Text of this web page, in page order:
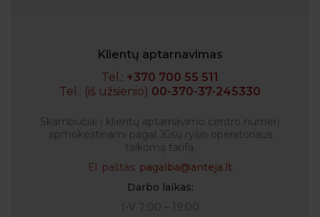
Klientų aptarnavimas
Tel.: +370 700 55 511
Tel.: (iš užsienio) 00-370-37-245330
Skambučiai į klientų aptarnavimo centro numerį
apmokestinami pagal Jūsų ryšio operatoriaus
taikomą tarifą.
El. paštas: pagalba@anteja.lt
Darbo laikas:
I-V 7:00 – 19:00